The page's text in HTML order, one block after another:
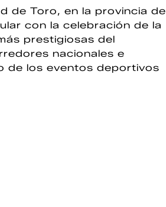
de Toro, en la provincia de
con la celebración de la
prestigiosas del
nacionales e
de los eventos deportivos